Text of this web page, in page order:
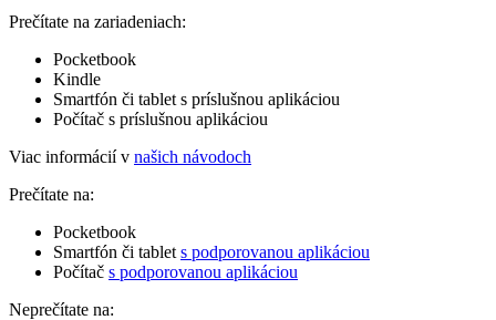
Prečítate na zariadeniach:
Pocketbook
Kindle
Smartfón či tablet s príslušnou aplikáciou
Počítač s príslušnou aplikáciou
Viac informácií v našich návodoch
Prečítate na:
Pocketbook
Smartfón či tablet s podporovanou aplikáciou
Počítač s podporovanou aplikáciou
Neprečítate na: